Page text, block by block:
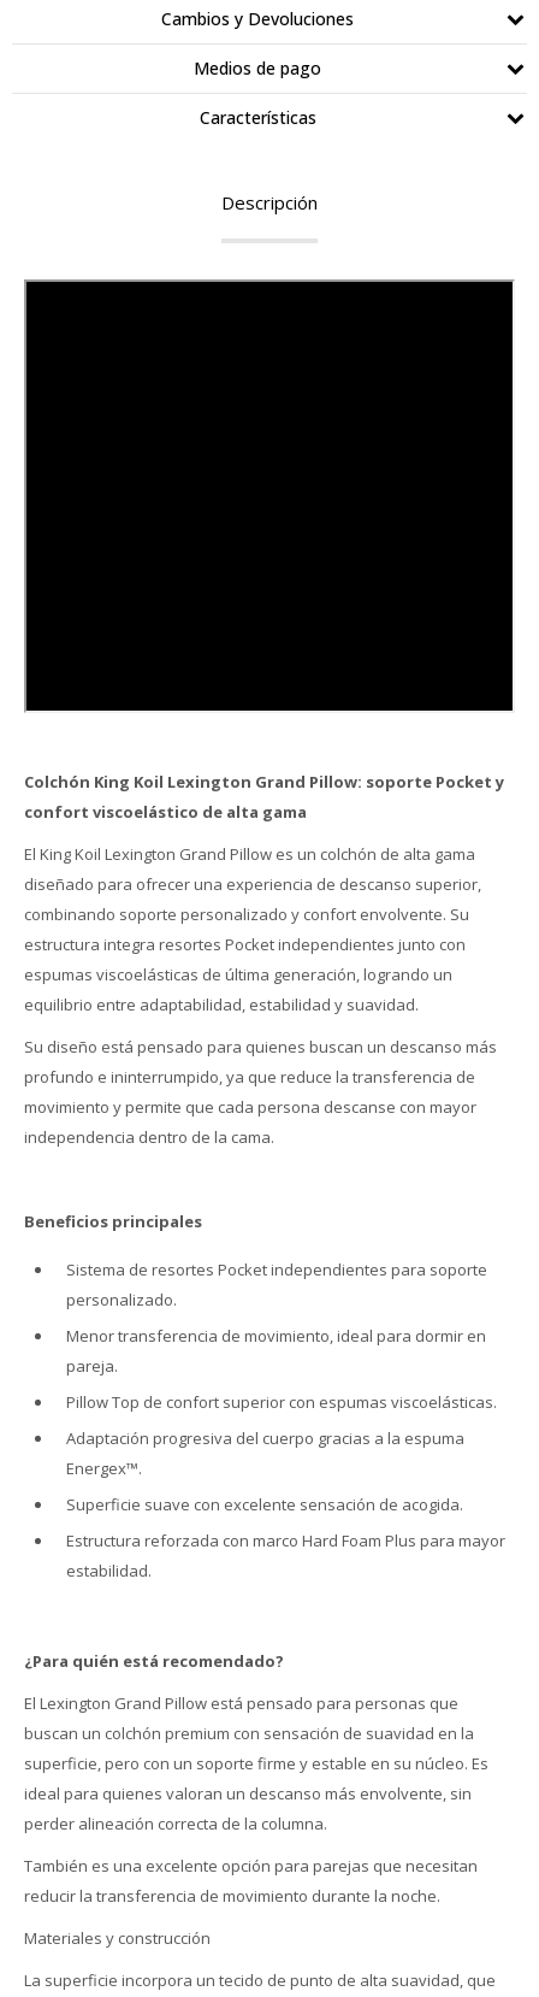
Cambios y Devoluciones
Medios de pago
Características
Descripción
Colchón King Koil Lexington Grand Pillow: soporte Pocket y
confort viscoelástico de alta gama
El King Koil Lexington Grand Pillow es un colchón de alta gama
diseñado para ofrecer una experiencia de descanso superior,
combinando soporte personalizado y confort envolvente. Su
estructura integra resortes Pocket independientes junto con
espumas viscoelásticas de última generación, logrando un
equilibrio entre adaptabilidad, estabilidad y suavidad.
Su diseño está pensado para quienes buscan un descanso más
profundo e ininterrumpido, ya que reduce la transferencia de
movimiento y permite que cada persona descanse con mayor
independencia dentro de la cama.
Beneficios principales
Sistema de resortes Pocket independientes para soporte
personalizado.
Menor transferencia de movimiento, ideal para dormir en
pareja.
Pillow Top de confort superior con espumas viscoelásticas.
Adaptación progresiva del cuerpo gracias a la espuma
Energex™.
Superficie suave con excelente sensación de acogida.
Estructura reforzada con marco Hard Foam Plus para mayor
estabilidad.
¿Para quién está recomendado?
El Lexington Grand Pillow está pensado para personas que
buscan un colchón premium con sensación de suavidad en la
superficie, pero con un soporte firme y estable en su núcleo. Es
ideal para quienes valoran un descanso más envolvente, sin
perder alineación correcta de la columna.
También es una excelente opción para parejas que necesitan
reducir la transferencia de movimiento durante la noche.
Materiales y construcción
La superficie incorpora un tecido de punto de alta suavidad, que